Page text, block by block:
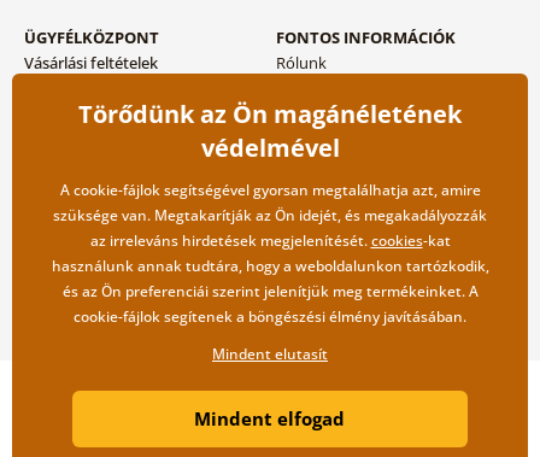
ÜGYFÉLKÖZPONT
Vásárlási feltételek
Szállítási és fizetési módok
FONTOS INFORMÁCIÓK
Rólunk
Blog
Kapcsolat
Nagykereskedelmi
együttműködés
Copyright ©2019 © Dovido.hu.
Litvanyi.sk| A webáruházat készítette
Törődünk az Ön magánéletének
védelmével
A cookie-fájlok segítségével gyorsan megtalálhatja azt, amire
szüksége van. Megtakarítják az Ön idejét, és megakadályozzák
az irreleváns hirdetések megjelenítését.cookies-kat
használunk annak tudtára, hogy a weboldalunkon tartózkodik,
és az Ön preferenciái szerint jelenítjük meg termékeinket. A
cookie-fájlok segítenek a böngészési élmény javításában.
Mindent elutasít
Mindent elfogad